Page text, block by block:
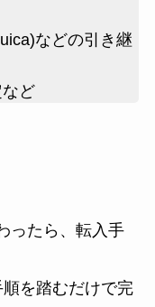
などの引き継
ど
ったら、転入手
を踏むだけで完